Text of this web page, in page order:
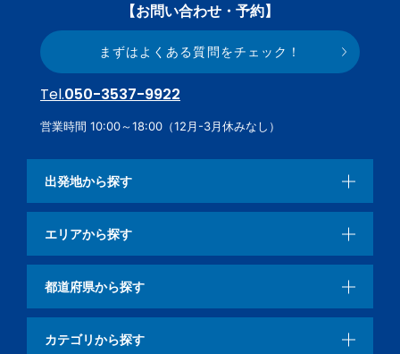
【お問い合わせ・予約】
まずはよくある質問をチェック！
Tel.050-3537-9922
営業時間 10:00～18:00（12月-3月休みなし）
出発地から探す
エリアから探す
都道府県から探す
カテゴリから探す